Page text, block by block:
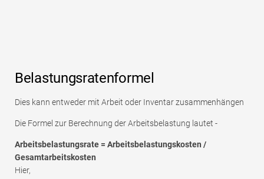
Belastungsratenformel
Dies kann entweder mit Arbeit oder Inventar zusammenhängen
Die Formel zur Berechnung der Arbeitsbelastung lautet -
Arbeitsbelastungsrate = Arbeitsbelastungskosten /
Gesamtarbeitskosten
Hier,